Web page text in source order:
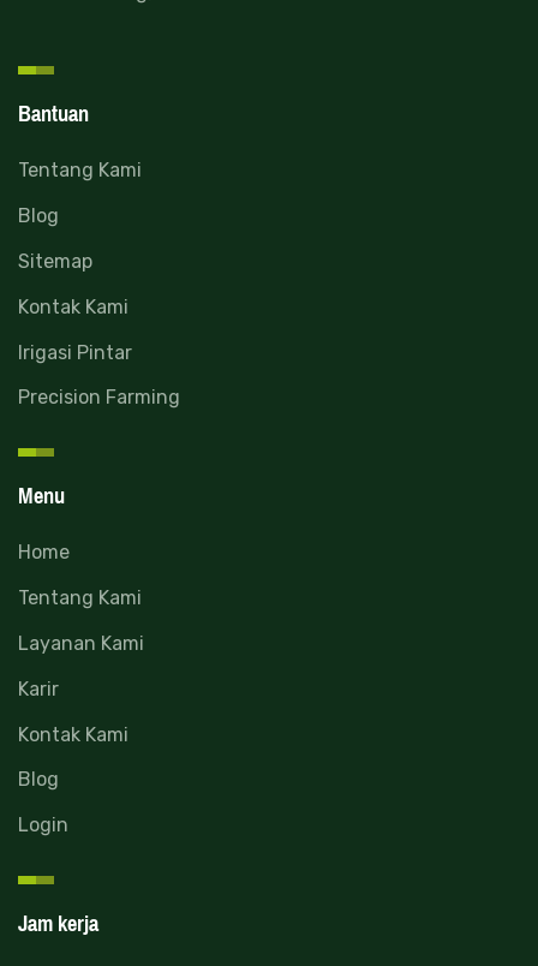
Bantuan
Tentang Kami
Blog
Sitemap
Kontak Kami
Irigasi Pintar
Precision Farming
Menu
Home
Tentang Kami
Layanan Kami
Karir
Kontak Kami
Blog
Login
Jam kerja